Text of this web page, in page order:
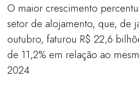
O maior crescimento
setor de alojamento, que, de
outubro, faturou R$ 22,6
de 11,2% em relação ao
2024.